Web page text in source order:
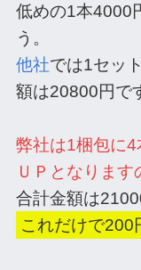
低めの1本4000
う。
他社では1セッ
額は20800円で
弊社は1梱包に
ＵＰとなります
合計金額は
これだけで200